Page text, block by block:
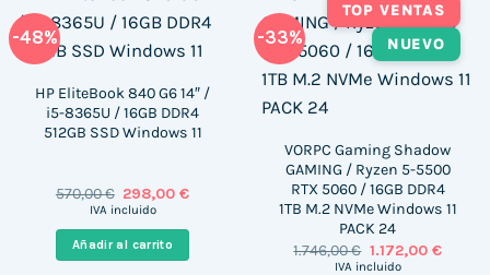
-48%
HP EliteBook 840 G6 14″ /
i5-8365U / 16GB DDR4
512GB SSD Windows 11
570,00€ El
precio
era:
570,00 €.
298,00€El
es:
298,00 €.
IVA incluido
Añadir al carrito
-33%
TOP VENTAS
NUEVO
VORPC Gaming Shadow
GAMING / Ryzen 5-5500
RTX 5060 / 16GB DDR4
1TB M.2 NVMe Windows 11
PACK 24
1.746,00€ El
precio
1.172,00 €El
IVA incluido